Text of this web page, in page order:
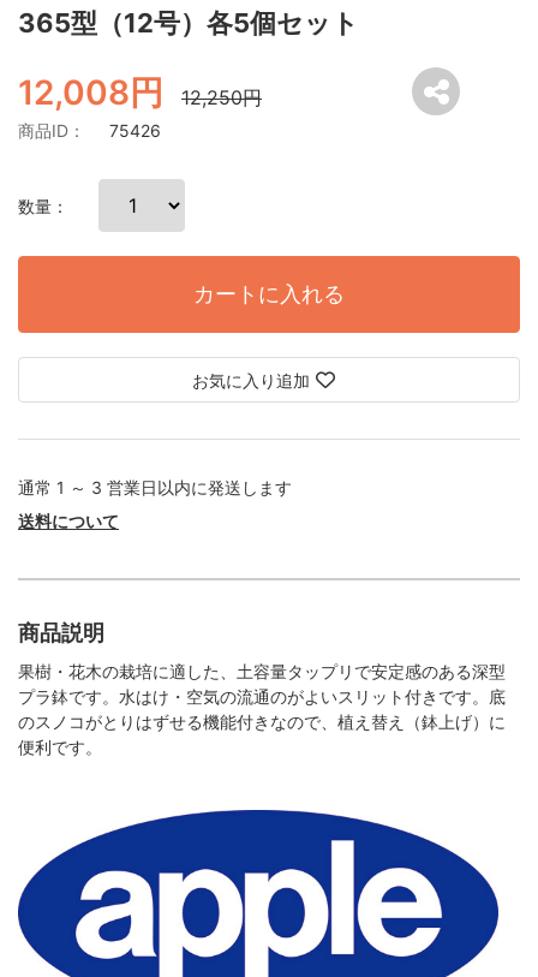
365型（12号）各5個セット
12,008円 12,250円
商品ID： 75426
数量：
カートに入れる
お気に入り追加
通常 1 ～ 3 営業日以内に発送します
送料について
商品説明
果樹・花木の栽培に適した、土容量タップリで安定感のある深型
プラ鉢です。水はけ・空気の流通のがよいスリット付きです。底
のスノコがとりはずせる機能付きなので、植え替え（鉢上げ）に
便利です。